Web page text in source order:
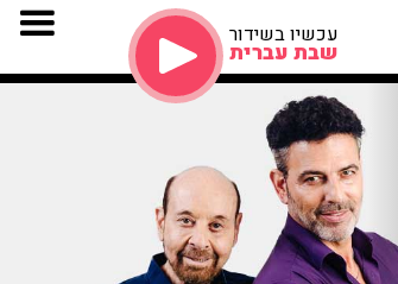
עכשיו בשידור
שבת עברית